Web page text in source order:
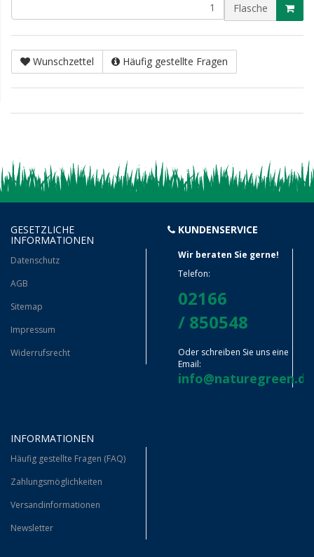
Flasche
Wunschzettel Häufig gestellte Fragen
GESETZLICHE
INFORMATIONEN
Datenschutz
AGB
Sitemap
Impressum
Widerrufsrecht
KUNDENSERVICE
Wir beraten Sie gerne!
Telefon:
02166
/ 850548
Oder schreiben Sie uns eine
Email:
info@naturegreen.de
INFORMATIONEN
Häufig gestellte Fragen (FAQ)
Zahlungsmöglichkeiten
Versandinformationen
Newsletter